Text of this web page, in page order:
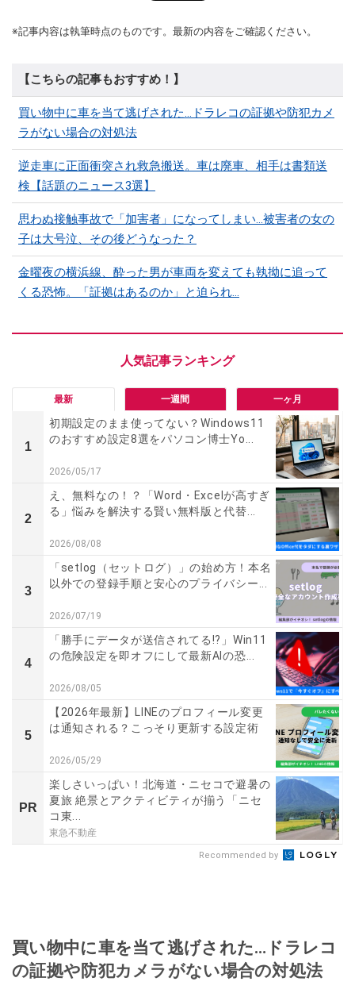
※記事内容は執筆時点のものです。最新の内容をご確認ください。
【こちらの記事もおすすめ！】
買い物中に車を当て逃げされた…ドラレコの証拠や防犯カメ
ラがない場合の対処法
逆走車に正面衝突され救急搬送。車は廃車、相手は書類送
検【話題のニュース3選】
思わぬ接触事故で「加害者」になってしまい…被害者の女の
子は大号泣、その後どうなった？
金曜夜の横浜線、酔った男が車両を変えても執拗に追って
くる恐怖。「証拠はあるのか」と迫られ…
最新 一週間 一ヶ月
1
初期設定のまま使ってない？Windows11
のおすすめ設定8選をパソコン博士Yo...
2026/05/17
2
え、無料なの！？「Word・Excelが高すぎ
る」悩みを解決する賢い無料版と代替...
2026/08/08
3
「setlog（セットログ）」の始め方！本名
以外での登録手順と安心のプライバシー...
2026/07/19
4
「勝手にデータが送信されてる!?」Win11
の危険設定を即オフにして最新AIの恐...
2026/08/05
5
【2026年最新】LINEのプロフィール変更
は通知される？こっそり更新する設定術
2026/05/29
PR
楽しさいっぱい！北海道・ニセコで避暑の
夏旅 絶景とアクティビティが揃う「ニセ
コ東...
東急不動産
Recommended by
買い物中に車を当て逃げされた…ドラレコ
の証拠や防犯カメラがない場合の対処法